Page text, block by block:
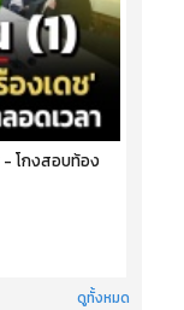
- โกงสอบท้อง
ดูทั้งหมด